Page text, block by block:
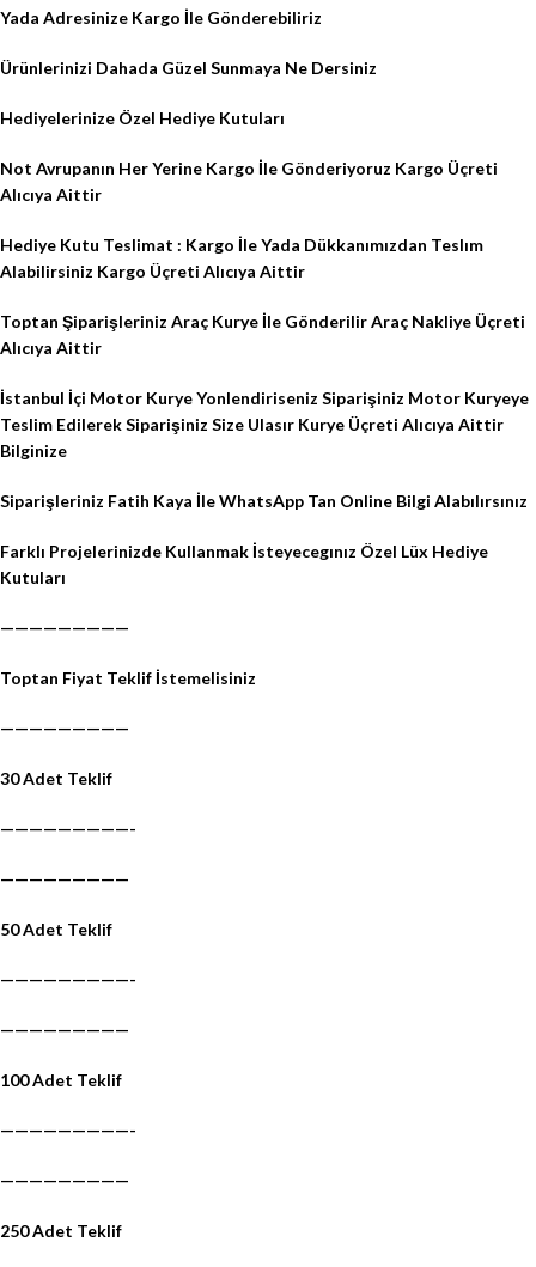
Yada Adresinize Kargo İle Gönderebiliriz
Ürünlerinizi Dahada Güzel Sunmaya Ne Dersiniz
Hediyelerinize Özel Hediye Kutuları
Not Avrupanın Her Yerine Kargo İle Gönderiyoruz Kargo Üçreti
Alıcıya Aittir
Hediye Kutu Teslimat : Kargo İle Yada Dükkanımızdan Teslım
Alabilirsiniz Kargo Üçreti Alıcıya Aittir
Toptan Şiparişleriniz Araç Kurye İle Gönderilir Araç Nakliye Üçreti
Alıcıya Aittir
İstanbul İçi Motor Kurye Yonlendiriseniz Siparişiniz Motor Kuryeye
Teslim Edilerek Siparişiniz Size Ulasır Kurye Üçreti Alıcıya Aittir
Bilginize
Siparişleriniz Fatih Kaya İle WhatsApp Tan Online Bilgi Alabılırsınız
Farklı Projelerinizde Kullanmak İsteyecegınız Özel Lüx Hediye
Kutuları
—————————
Toptan Fiyat Teklif İstemelisiniz
—————————
30 Adet Teklif
—————————-
—————————
50 Adet Teklif
—————————-
—————————
100 Adet Teklif
—————————-
—————————
250 Adet Teklif